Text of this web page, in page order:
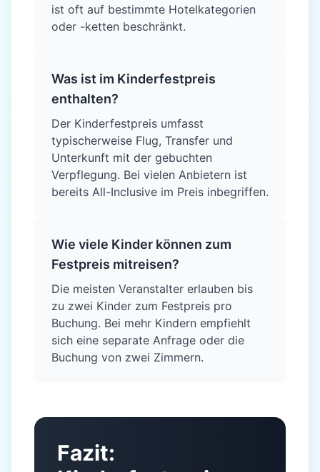
ist oft auf bestimmte Hotelkategorien
oder -ketten beschränkt.
Was ist im Kinderfestpreis
enthalten?
Der Kinderfestpreis umfasst
typischerweise Flug, Transfer und
Unterkunft mit der gebuchten
Verpflegung. Bei vielen Anbietern ist
bereits All-Inclusive im Preis inbegriffen.
Wie viele Kinder können zum
Festpreis mitreisen?
Die meisten Veranstalter erlauben bis
zu zwei Kinder zum Festpreis pro
Buchung. Bei mehr Kindern empfiehlt
sich eine separate Anfrage oder die
Buchung von zwei Zimmern.
Fazit: